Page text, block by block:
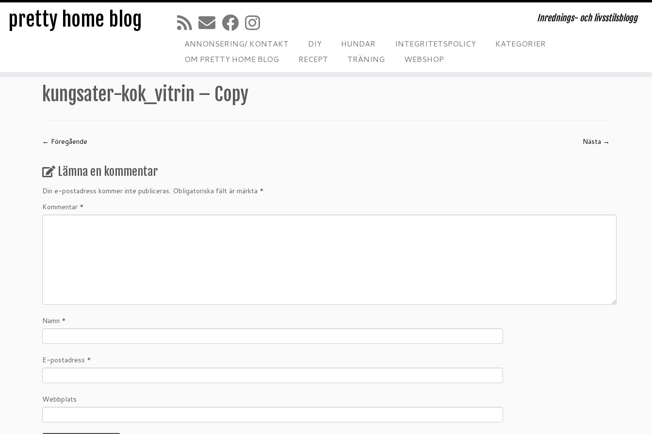
pretty home blog Inrednings- och livsstilsblogg
ANNONSERING/ KONTAKT DIY HUNDAR INTEGRITETSPOLICY
KATEGORIER
OM PRETTY HOME BLOG
RECEPT TRÄNING WEBSHOP
kungsater-kok_vitrin – Copy
← Föregående Nästa →
Lämna en kommentar
Din e-postadress kommer inte publiceras. Obligatoriska fält är märkta *
Kommentar *
Namn *
E-postadress *
Webbplats